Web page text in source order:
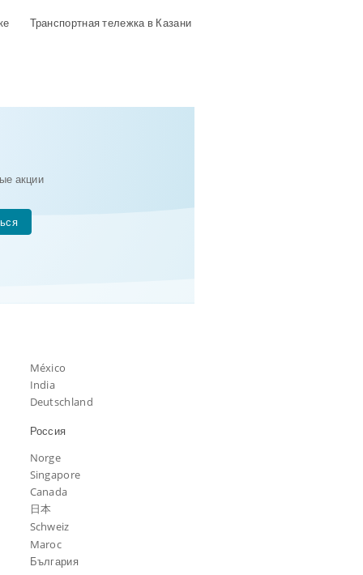
Транспортная тележка в Казани
акции
México
India
Deutschland
Россия
Norge
Singapore
Canada
日本
Schweiz
Maroc
България